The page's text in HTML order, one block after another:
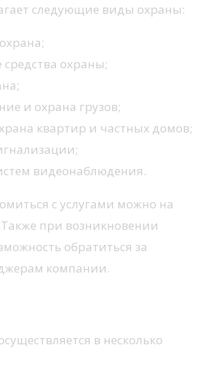
следующие виды охраны:
средства охраны;
и охрана грузов;
квартир и частных домов;
видеонаблюдения.
с услугами можно на
при возникновении
обратиться за
компании.
в несколько